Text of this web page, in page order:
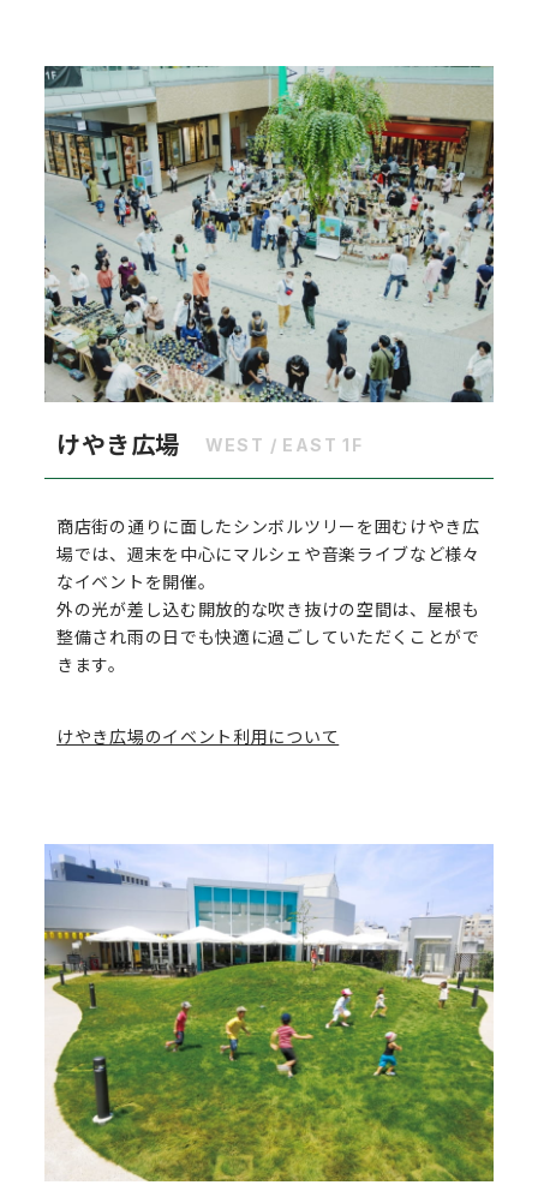
けやき広場 WEST / EAST 1F
商店街の通りに面したシンボルツリーを囲むけやき広
場では、週末を中心にマルシェや音楽ライブなど様々
なイベントを開催。
外の光が差し込む開放的な吹き抜けの空間は、屋根も
整備され雨の日でも快適に過ごしていただくことがで
きます。
けやき広場のイベント利用について